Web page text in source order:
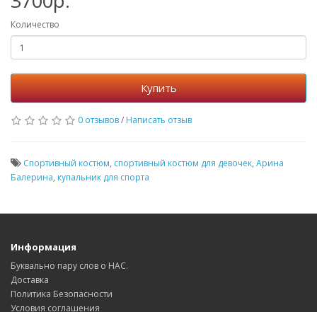
Количество
Купить
0 отзывов/ Написать отзыв
Спортивный костюм, спортивный костюм для девочек, Арина
Балерина, купальник для спорта
Информация
Буквально пару слов о НАС.
Доставка
Политика Безопасности
Условия соглашения